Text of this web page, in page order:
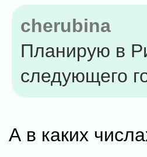
cherubina
Планирую в
следующего
А в каких